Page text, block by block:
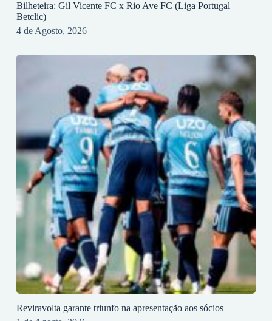
Bilheteira: Gil Vicente FC x Rio Ave FC (Liga Portugal
Betclic)
4 de Agosto, 2026
Reviravolta garante triunfo na apresentação aos sócios